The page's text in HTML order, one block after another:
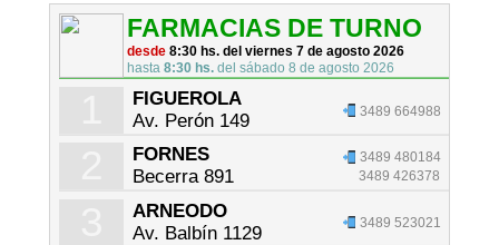
FARMACIAS DE TURNO
desde8:30 hs. del viernes 7 de agosto 2026
hasta8:30 hs. del sábado 8 de agosto 2026
FIGUEROLA
Av. Perón 149
3489 664988
FORNES
Becerra 891
3489 480184
3489 426378
ARNEODO
Av. Balbín 1129
3489 523021